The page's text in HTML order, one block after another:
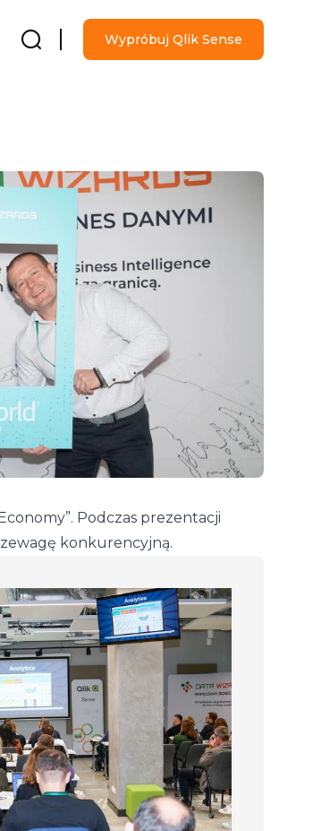
Wypróbuj Qlik Sense
Podczas prezentacji
konkurencyjną.